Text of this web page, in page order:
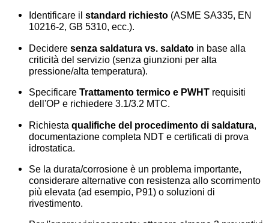
Identificare il standard richiesto (ASME SA335, EN
10216-2, GB 5310, ecc.).
Decidere senza saldatura vs. saldato in base alla
criticità del servizio (senza giunzioni per alta
pressione/alta temperatura).
Specificare Trattamento termico e PWHT requisiti
dell'OP e richiedere 3.1/3.2 MTC.
Richiesta qualifiche del procedimento di saldatura
documentazione completa NDT e certificati di prova
idrostatica.
Se la durata/corrosione è un problema importante,
considerare alternative con resistenza allo scorrimento
più elevata (ad esempio, P91) o soluzioni di
rivestimento.